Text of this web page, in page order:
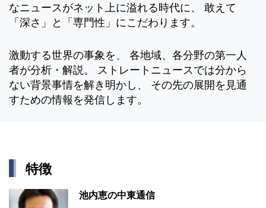
なニュースがネット上に溢れる時代に、 敢えて
「深さ」と「専門性」にこだわります。
激動する世界の事象を、 各地域、各分野の第一人
者が分析・解説。 ストレートニュースでは分から
ない背景事情を解き明かし、 その先の展開を見通
すための情報を発信します。
特徴
池内恵の中東通信